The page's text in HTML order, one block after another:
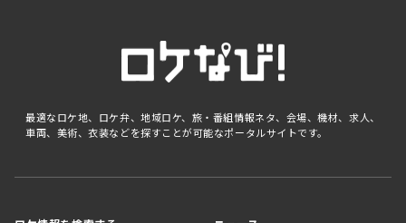
最適なロケ地、ロケ弁、地域ロケ、旅・番組情報ネタ、会場、機材、求人、
車両、美術、衣装などを探すことが可能なポータルサイトです。